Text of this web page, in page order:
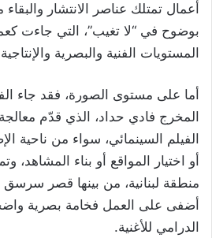
أعمال تمتلك عناصر الانتشار
بوضوح في “لا تغيب”، التي جاءت
المستويات الفنية والبصرية
أما على مستوى الصورة، فقد جاء
المخرج فادي حداد، الذي قدّم
الفيلم السينمائي، سواء من ناحية
أو اختيار المواقع أو بناء
منطقة لبنانية، من بينها قصر سرسق
أضفى على العمل فخامة بصرية
الدرامي للأغنية.